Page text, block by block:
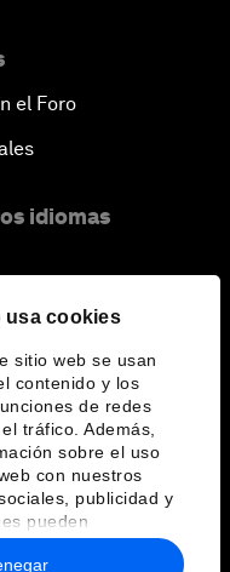
usa cookies
sitio web se usan
contenido y los
de redes
tráfico. Además,
sobre el uso
con nuestros
publicidad y
pueden
información que les
o que hayan
el Foro
idiomas